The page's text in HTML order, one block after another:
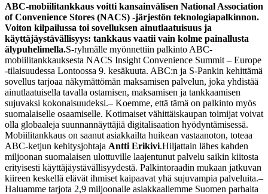
ABC-mobiilitankkaus voitti kansainvälisen National Association
of Convenience Stores (NACS) -järjestön teknologiapalkinnon.
Voiton kilpailussa toi sovelluksen ainutlaatuisuus ja
käyttäjäystävällisyys: tankkaus vaatii vain kolme painallusta
älypuhelimella.S-ryhmälle myönnettiin palkinto ABC-
mobiilitankkauksesta NACS Insight Convenience Summit – Europe
-tilaisuudessa Lontoossa 9. kesäkuuta. ABC:n ja S-Pankin kehittämä
sovellus tarjoaa näkymättömän maksamisen palvelun, joka yhdistää
ainutlaatuisella tavalla ostamisen, maksamisen ja tankkaamisen
sujuvaksi kokonaisuudeksi.– Koemme, että tämä on palkinto myös
suomalaiselle osaamiselle. Kotimaiset vähittäiskaupan toimijat voivat
olla globaaleja suunnannäyttäjiä digitalisaation hyödyntämisessä.
Mobiilitankkaus on saanut asiakkailta huikean vastaanoton, toteaa
ABC-ketjun kehitysjohtaja Antti Erikivi.Hiljattain lähes kahden
miljoonan suomalaisen ulottuville laajentunut palvelu saikin kiitosta
erityisesti käyttäjäystävällisyydestä. Palkintoraadin mukaan jatkuvan
kiireen keskellä elävät ihmiset kaipaavat yhä sujuvampia palveluita.–
Haluamme tarjota 2,9 miljoonalle asiakkaallemme Suomen parhaita